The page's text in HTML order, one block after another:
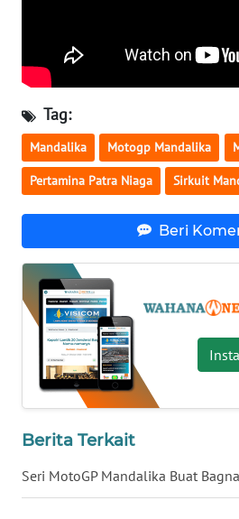
Tag:
Mandalika Motogp Mandalika
Pertamina Patra Niaga Sirkuit
Beri
Berita Terkait
Seri MotoGP Mandalika Buat
WN
JATENG
WN
NUSANTARA
WN
WN
JATIM
WN
BALI
KALBAR
WN